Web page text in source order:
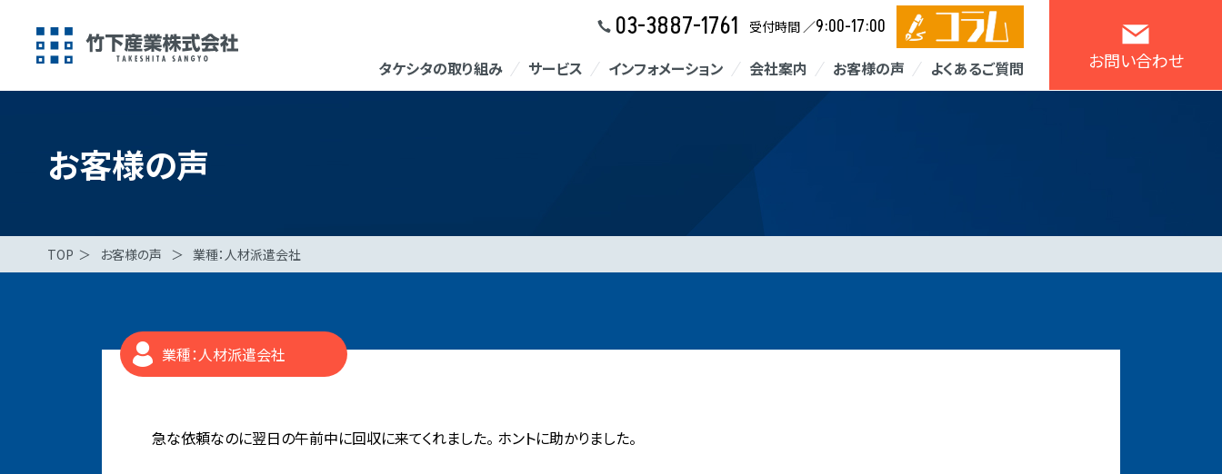
03-3887-1761 受付時間 ／9:00-17:00
タケシタの取り組み サービス インフォメーション 会社案内 お客様の声 よくあるご質問 お問い合わせ
お客様の声
TOP ＞ お客様の声 ＞ 業種：人材派遣会社
業種：人材派遣会社
急な依頼なのに翌日の午前中に回収に来てくれました。 ホントに助かりました。